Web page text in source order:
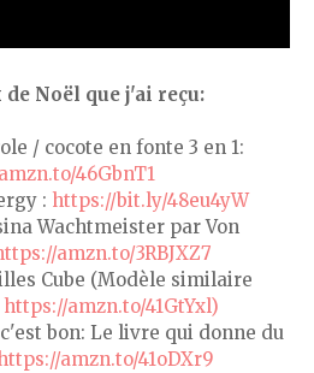
de Noël que j'ai reçu:
/ cocote en fonte 3 en 1:
46GbnT1
: https://bit.ly/48eu4yW
Wachtmeister par Von
amzn.to/3RBJXZ7
Cube (Modèle similaire
https://amzn.to/41GtYxl)
bon: Le livre qui donne du
amzn.to/41oDXr9